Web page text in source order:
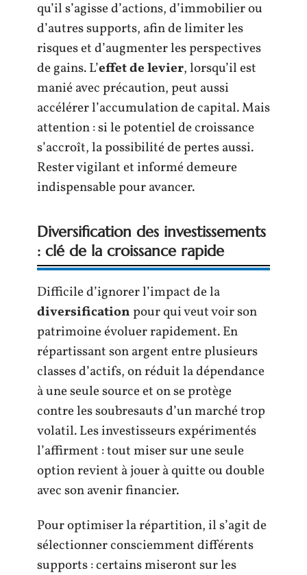
qu’il s’agisse d’actions, d’immobilier ou
d’autres supports, afin de limiter les
risques et d’augmenter les perspectives
de gains. L’effet de levier, lorsqu’il est
manié avec précaution, peut aussi
accélérer l’accumulation de capital. Mais
attention : si le potentiel de croissance
s’accroît, la possibilité de pertes aussi.
Rester vigilant et informé demeure
indispensable pour avancer.
Diversification des investissements
: clé de la croissance rapide
Difficile d’ignorer l’impact de la
diversificationpour qui veut voir son
patrimoine évoluer rapidement. En
répartissant son argent entre plusieurs
classes d’actifs, on réduit la dépendance
à une seule source et on se protège
contre les soubresauts d’un marché trop
volatil. Les investisseurs expérimentés
l’affirment : tout miser sur une seule
option revient à jouer à quitte ou double
avec son avenir financier.
Pour optimiser la répartition, il s’agit de
sélectionner consciemment différents
supports : certains miseront sur les